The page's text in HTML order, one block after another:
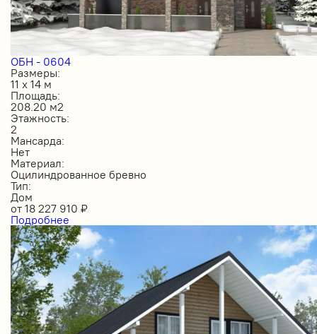
ОБН - 0604
Размеры:
11 х 14 м
Площадь:
208.20 м2
Этажность:
2
Мансарда:
Нет
Материал:
Оцилиндрованное бревно
Тип:
Дом
от 18 227 910 ₽
Подробнее